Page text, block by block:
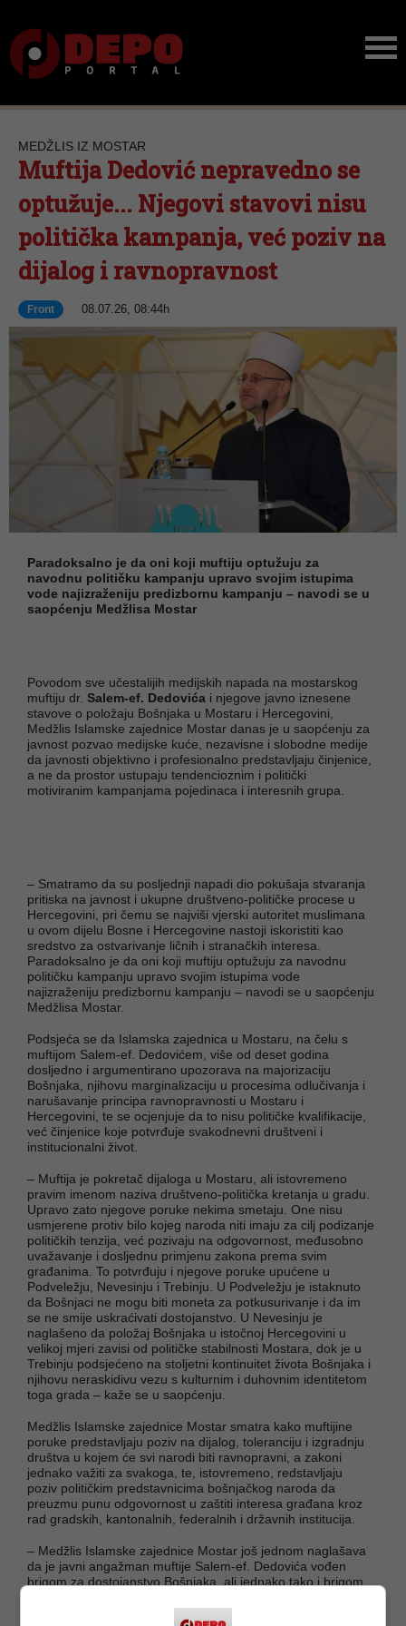
MEDŽLIS IZ MOSTAR
Muftija Dedović nepravedno se
optužuje... Njegovi stavovi nisu
politička kampanja, već poziv na
dijalog i ravnopravnost
Front 08.07.26, 08:44h
Paradoksalno je da oni koji muftiju optužuju za
navodnu političku kampanju upravo svojim istupima
vode najizraženiju predizbornu kampanju – navodi se u
saopćenju Medžlisa Mostar
Povodom sve učestalijih medijskih napada na mostarskog
muftiju dr. Salem-ef. Dedovića i njegove javno iznesene
stavove o položaju Bošnjaka u Mostaru i Hercegovini,
Medžlis Islamske zajednice Mostar danas je u saopćenju za
javnost pozvao medijske kuće, nezavisne i slobodne medije
da javnosti objektivno i profesionalno predstavljaju činjenice,
a ne da prostor ustupaju tendencioznim i politički
motiviranim kampanjama pojedinaca i interesnih grupa.
– Smatramo da su posljednji napadi dio pokušaja stvaranja
pritiska na javnost i ukupne društveno-političke procese u
Hercegovini, pri čemu se najviši vjerski autoritet muslimana
u ovom dijelu Bosne i Hercegovine nastoji iskoristiti kao
sredstvo za ostvarivanje ličnih i stranačkih interesa.
Paradoksalno je da oni koji muftiju optužuju za navodnu
političku kampanju upravo svojim istupima vode
najizraženiju predizbornu kampanju – navodi se u saopćenju
Medžlisa Mostar.
Podsjeća se da Islamska zajednica u Mostaru, na čelu s
muftijom Salem-ef. Dedovićem, više od deset godina
dosljedno i argumentirano upozorava na majorizaciju
Bošnjaka, njihovu marginalizaciju u procesima odlučivanja i
narušavanje principa ravnopravnosti u Mostaru i
Hercegovini, te se ocjenjuje da to nisu političke kvalifikacije,
već činjenice koje potvrđuje svakodnevni društveni i
institucionalni život.
– Muftija je pokretač dijaloga u Mostaru, ali istovremeno
pravim imenom naziva društveno-politička kretanja u gradu.
Upravo zato njegove poruke nekima smetaju. One nisu
usmjerene protiv bilo kojeg naroda niti imaju za cilj podizanje
političkih tenzija, već pozivaju na odgovornost, međusobno
uvažavanje i dosljednu primjenu zakona prema svim
građanima. To potvrđuju i njegove poruke upućene u
Podveležju, Nevesinju i Trebinju. U Podveležju je istaknuto
da Bošnjaci ne mogu biti moneta za potkusurivanje i da im
se ne smije uskraćivati dostojanstvo. U Nevesinju je
naglašeno da položaj Bošnjaka u istočnoj Hercegovini u
velikoj mjeri zavisi od političke stabilnosti Mostara, dok je u
Trebinju podsjećeno na stoljetni kontinuitet života Bošnjaka i
njihovu neraskidivu vezu s kulturnim i duhovnim identitetom
toga grada – kaže se u saopćenju.
Medžlis Islamske zajednice Mostar smatra kako muftijine
poruke predstavljaju poziv na dijalog, toleranciju i izgradnju
društva u kojem će svi narodi biti ravnopravni, a zakoni
jednako važiti za svakoga, te, istovremeno, redstavljaju
poziv političkim predstavnicima bošnjačkog naroda da
preuzmu punu odgovornost u zaštiti interesa građana kroz
rad gradskih, kantonalnih, federalnih i državnih institucija.
– Medžlis Islamske zajednice Mostar još jednom naglašava
da je javni angažman muftije Salem-ef. Dedovića vođen
brigom za dostojanstvo Bošnjaka, ali jednako tako i brigom
Bez stvarne ravnopravnosti konstitutivnih naroda, posebno u